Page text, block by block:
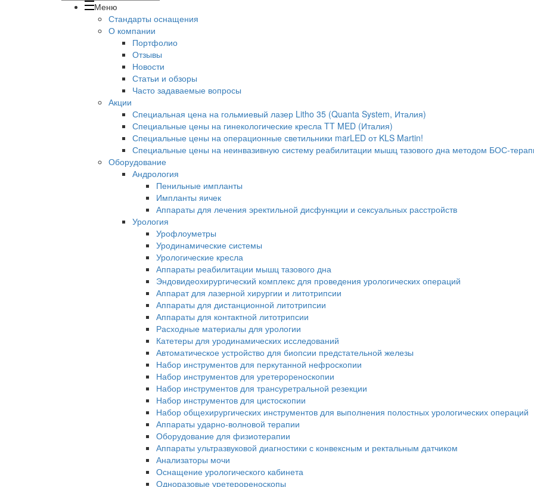
Меню
Стандарты оснащения
О компании
Портфолио
Отзывы
Новости
Статьи и обзоры
Часто задаваемые вопросы
Акции
Специальная цена на гольмиевый лазер Litho 35 (Quanta System, Италия)
Специальные цены на гинекологические кресла TT MED (Италия)
Специальные цены на операционные светильники marLED от KLS Martin!
Специальные цены на неинвазивную систему реабилитации мышц тазового дна методом БОС-
Оборудование
Андрология
Пенильные импланты
Импланты яичек
Аппараты для лечения эректильной дисфункции и сексуальных расстройств
Урология
Урофлоуметры
Уродинамические системы
Урологические кресла
Аппараты реабилитации мышц тазового дна
Эндовидеохирургический комплекс для проведения урологических операций
Аппарат для лазерной хирургии и литотрипсии
Аппараты для дистанционной литотрипсии
Аппараты для контактной литотрипсии
Расходные материалы для урологии
Катетеры для уродинамических исследований
Автоматическое устройство для биопсии предстательной железы
Набор инструментов для перкутанной нефроскопии
Набор инструментов для уретерореноскопии
Набор инструментов для трансуретральной резекции
Набор инструментов для цистоскопии
Набор общехирургических инструментов для выполнения полостных урологических операций
Аппараты ударно-волновой терапии
Оборудование для физиотерапии
Аппараты ультразвуковой диагностики с конвексным и ректальным датчиком
Анализаторы мочи
Оснащение урологического кабинета
Одноразовые уретерореноскопы